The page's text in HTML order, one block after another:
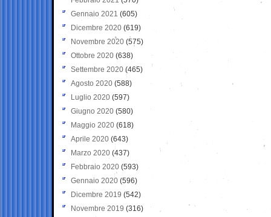
Gennaio 2021 (605)
Dicembre 2020 (619)
Novembre 2020 (575)
Ottobre 2020 (638)
Settembre 2020(465)
Agosto 2020 (588)
Luglio 2020 (597)
Giugno 2020 (580)
Maggio 2020 (618)
Aprile 2020 (643)
Marzo 2020 (437)
Febbraio 2020 (593)
Gennaio 2020 (596)
Dicembre 2019 (542)
Novembre 2019 (316)